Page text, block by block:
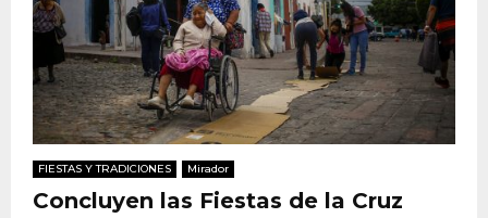
FIESTAS Y TRADICIONES Mirador
Concluyen las Fiestas de la Cruz